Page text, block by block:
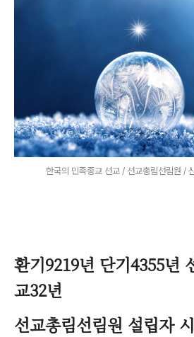
한국의 민족종교 선교 / 선교총림선림원 /
환기9219년 단기4355년
교32년
선교총림선림원 설립자